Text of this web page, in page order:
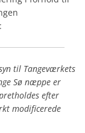
til Tangeværkets
Sø næppe er
efter
modificerede